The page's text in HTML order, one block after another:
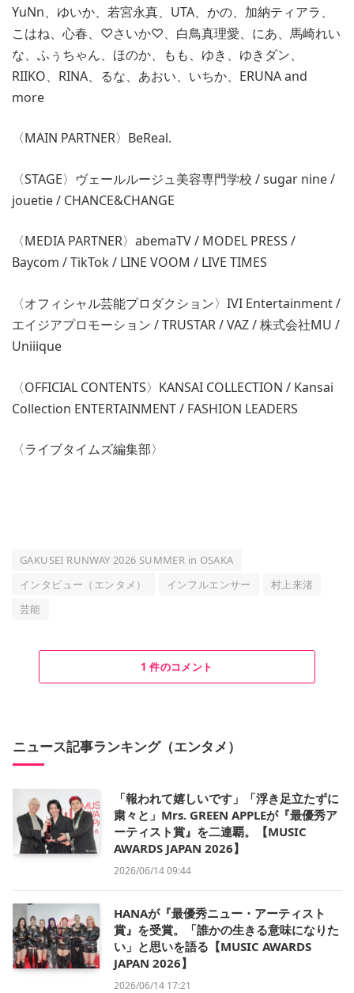
YuNn、ゆいか、若宮永真、UTA、かの、加納ティアラ、
こはね、心春、♡さいか♡、白鳥真理愛、にあ、馬崎れい
な、ふぅちゃん、ほのか、もも、ゆき、ゆきダン、
RIIKO、RINA、るな、あおい、いちか、ERUNA and
more
〈MAIN PARTNER〉BeReal.
〈STAGE〉ヴェールルージュ美容専門学校 / sugar nine /
jouetie / CHANCE&CHANGE
〈MEDIA PARTNER〉abemaTV / MODEL PRESS /
Baycom / TikTok / LINE VOOM / LIVE TIMES
〈オフィシャル芸能プロダクション〉IVI Entertainment /
エイジアプロモーション / TRUSTAR / VAZ / 株式会社MU /
Uniiique
〈OFFICIAL CONTENTS〉KANSAI COLLECTION / Kansai
Collection ENTERTAINMENT / FASHION LEADERS
〈ライブタイムズ編集部〉
GAKUSEI RUNWAY 2026 SUMMER in OSAKA
インタビュー（エンタメ）
インフルエンサー
村上来渚
芸能
1 件のコメント
ニュース記事ランキング（エンタメ）
「報われて嬉しいです」「浮き足立たずに
粛々と」Mrs. GREEN APPLEが『最優秀ア
ーティスト賞』を二連覇。【MUSIC
AWARDS JAPAN 2026】
2026/06/14 09:44
HANAが『最優秀ニュー・アーティスト
賞』を受賞。「誰かの生きる意味になりた
い」と思いを語る【MUSIC AWARDS
JAPAN 2026】
2026/06/14 17:21